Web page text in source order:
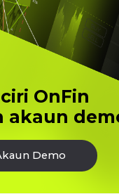
pematuhan.
ketahui tentang
kawal selia dan isu